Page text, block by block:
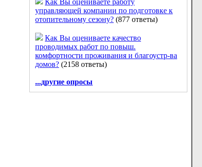
Как Вы оцениваете работу
управляющей компании по подготовке к
отопительному сезону? (877 ответы)
Как Вы оцениваете качество
проводимых работ по повыш.
комфортности проживания и благоустр-ва
домов? (2158 ответы)
...другие опросы